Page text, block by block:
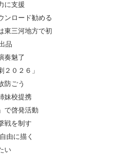
に支援
ンロード勧める
東三河地方で初
品
奏魅了
２０２６」
防ごう
妹校提携
で啓発活動
戦を制す
由に描く
い